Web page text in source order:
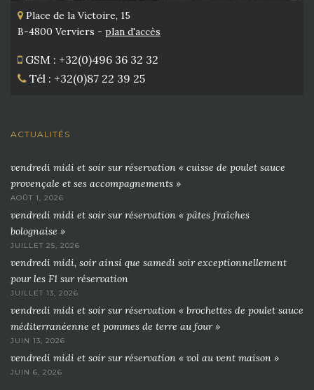
Place de la Victoire, 15
B-4800 Verviers - plan d'accès
GSM : +32(0)496 36 32 32
Tél : +32(0)87 22 39 25
ACTUALITÉS
vendredi midi et soir sur réservation « cuisse de poulet sauce
provençale et ses accompagnements »
AOÛT 1, 2026
vendredi midi et soir sur réservation « pâtes fraîches
bolognaise »
JUILLET 25, 2026
vendredi midi, soir ainsi que samedi soir exceptionnellement
pour les F1 sur réservation
JUILLET 13, 2026
vendredi midi et soir sur réservation « brochettes de poulet sauce
méditerranéenne et pommes de terre au four »
JUIN 13, 2026
vendredi midi et soir sur réservation « vol au vent maison »
JUIN 6, 2026